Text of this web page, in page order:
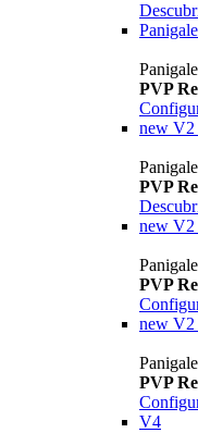
PVP
new V2
PVP
new V2
PVP
new V2
PVP
V4